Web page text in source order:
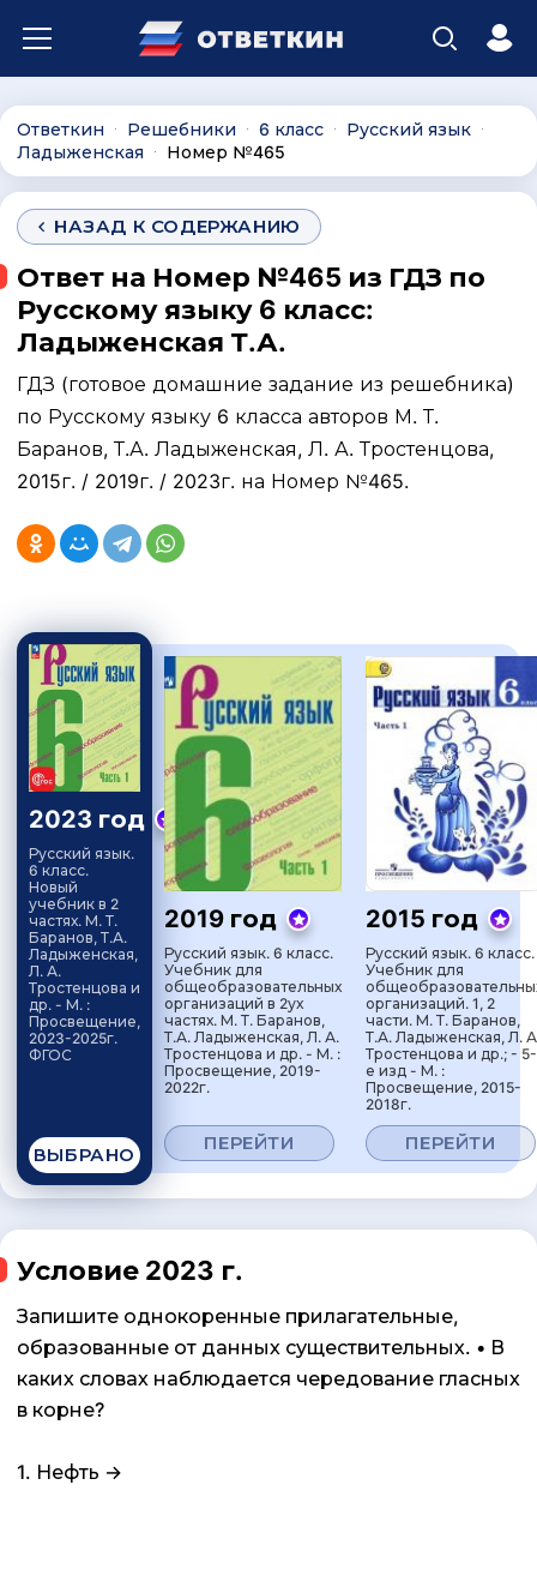
Ответкин ∙ Решебники ∙ 6 класс ∙ Русский язык ∙
Ладыженская ∙ Номер №465
НАЗАД К СОДЕРЖАНИЮ
Ответ на Номер №465 из ГДЗ по
Русскому языку 6 класс:
Ладыженская Т.А.
ГДЗ (готовое домашние задание из решебника)
по Русскому языку 6 класса авторов М. Т.
Баранов, Т.А. Ладыженская, Л. А. Тростенцова,
2015г. / 2019г. / 2023г. на Номер №465.
2023 год
Русский язык.
6 класс.
Новый
учебник в 2
частях. М. Т.
Баранов, Т.А.
Ладыженская,
Л. А.
Тростенцова и
др. - М. :
Просвещение,
2023-2025г.
ФГОС
ВЫБРАНО
2019 год
Русский язык. 6 класс.
Учебник для
общеобразовательных
организаций в 2ух
частях. М. Т. Баранов,
Т.А. Ладыженская, Л. А.
Тростенцова и др. - М. :
Просвещение, 2019-
2022г.
ПЕРЕЙТИ
2015 год
Русский язык. 6 класс.
Учебник для
организаций. 1, 2
части. М. Т. Баранов,
Т.А. Ладыженская, Л.
Тростенцова и др.; - 5-
е изд - М. :
Просвещение, 2015-
2018г.
ПЕРЕЙТИ
Условие 2023 г.
Запишите однокоренные прилагательные,
образованные от данных существительных. • В
каких словах наблюдается чередование гласных
в корне?
1. Нефть →